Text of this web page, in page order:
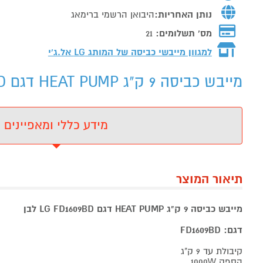
נותן האחריות:היבואן הרשמי ברימאג
מס' תשלומים:21
למגוון מייבשי כביסה של המותג LG אל.ג'י
מייבש כביסה 9 ק"ג HEAT PUMP דגם LG FD1609BD לבן - מידע נוסף
מידע כללי ומאפיינים
תיאור המוצר
מייבש כביסה 9 ק"ג HEAT PUMP דגם LG FD1609BD לבן
דגם: FD1609BD
קיבולת עד 9 ק"ג